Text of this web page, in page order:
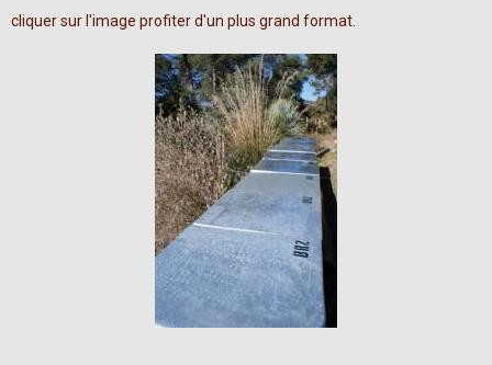
cliquer sur l'image profiter d'un plus grand format.